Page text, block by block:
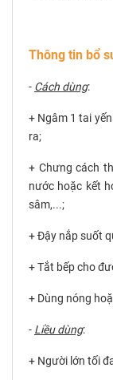
Thông tin bổ
- Cách dùng:
+ Ngâm 1 tai
ra;
+ Chưng cách
nước hoặc kết
sâm,...;
+ Đậy nắp suốt
+ Tắt bếp cho
+ Dùng nóng
- Liều dùng:
+ Người lớn tối